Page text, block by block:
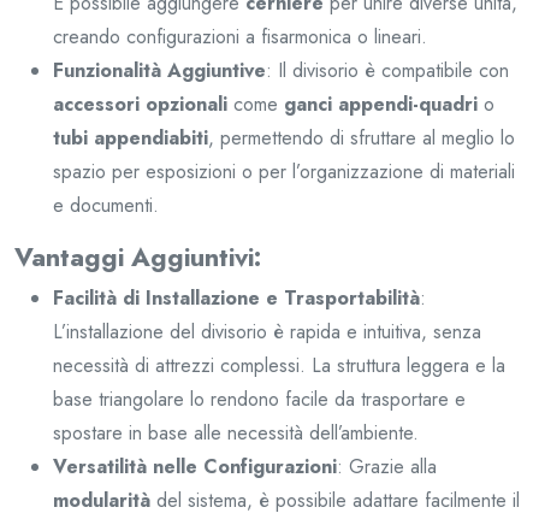
creando configurazioni a fisarmonica o lineari.
Funzionalità Aggiuntive: Il divisorio è compatibile con
accessori opzionali come ganci appendi-quadri o
tubi appendiabiti, permettendo di sfruttare al meglio lo
spazio per esposizioni o per l’organizzazione di materiali
e documenti.
Vantaggi Aggiuntivi:
Facilità di Installazione e Trasportabilità:
L’installazione del divisorio è rapida e intuitiva, senza
necessità di attrezzi complessi. La struttura leggera e la
base triangolare lo rendono facile da trasportare e
spostare in base alle necessità dell’ambiente.
Versatilità nelle Configurazioni: Grazie alla
modularità del sistema, è possibile adattare facilmente il